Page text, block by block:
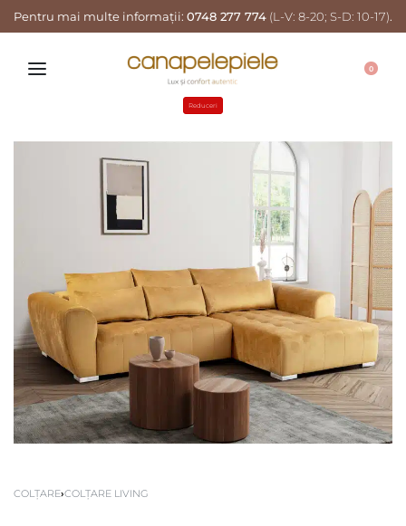
Pentru mai multe informații: 0748 277 774 (L-V: 8-20; S-D: 10-17).
0
Reduceri
COLȚARE›COLȚARE LIVING